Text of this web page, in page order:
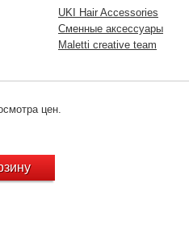
UKI Hair Accessories
Сменные аксессуары
Maletti creative team
цен.